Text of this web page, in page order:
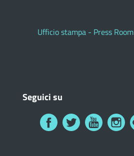
Ufficio stampa - Press Room
Seguici su